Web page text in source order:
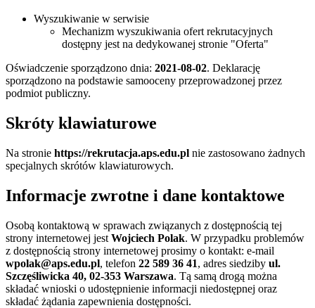
Wyszukiwanie w serwisie
Mechanizm wyszukiwania ofert rekrutacyjnych
dostępny jest na dedykowanej stronie "Oferta"
Oświadczenie sporządzono dnia: 2021-08-02. Deklarację
sporządzono na podstawie samooceny przeprowadzonej przez
podmiot publiczny.
Skróty klawiaturowe
Na stronie https://rekrutacja.aps.edu.pl nie zastosowano żadnych
specjalnych skrótów klawiaturowych.
Informacje zwrotne i dane kontaktowe
Osobą kontaktową w sprawach związanych z dostępnością tej
strony internetowej jest Wojciech Polak. W przypadku problemów
z dostępnością strony internetowej prosimy o kontakt: e-mail
wpolak@aps.edu.pl, telefon 22 589 36 41, adres siedziby ul.
Szczęśliwicka 40, 02-353 Warszawa. Tą samą drogą można
składać wnioski o udostępnienie informacji niedostępnej oraz
składać żądania zapewnienia dostępności.